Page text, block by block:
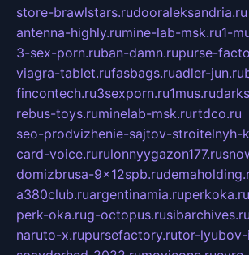
store-brawlstars.rudooraleksandria.ru
antenna-highly.rumine-lab-msk.ru1-
3-sex-porn.ruban-damn.rupurse-
viagra-tablet.rufasbags.ruadler-jun.ru
fincontech.ru3sexporn.ru1mus.ru
rebus-toys.ruminelab-msk.rurtdco.ru
seo-prodvizhenie-sajtov-stroitelnyh-
card-voice.rurulonnyygazon177.ru
domizbrusa-9x12spb.ru
a380club.ruargentinamia.ruperkoka.ru
perk-oka.rug-octopus.rusibarchives.ru
naruto-x.rupursefactory.rutor-